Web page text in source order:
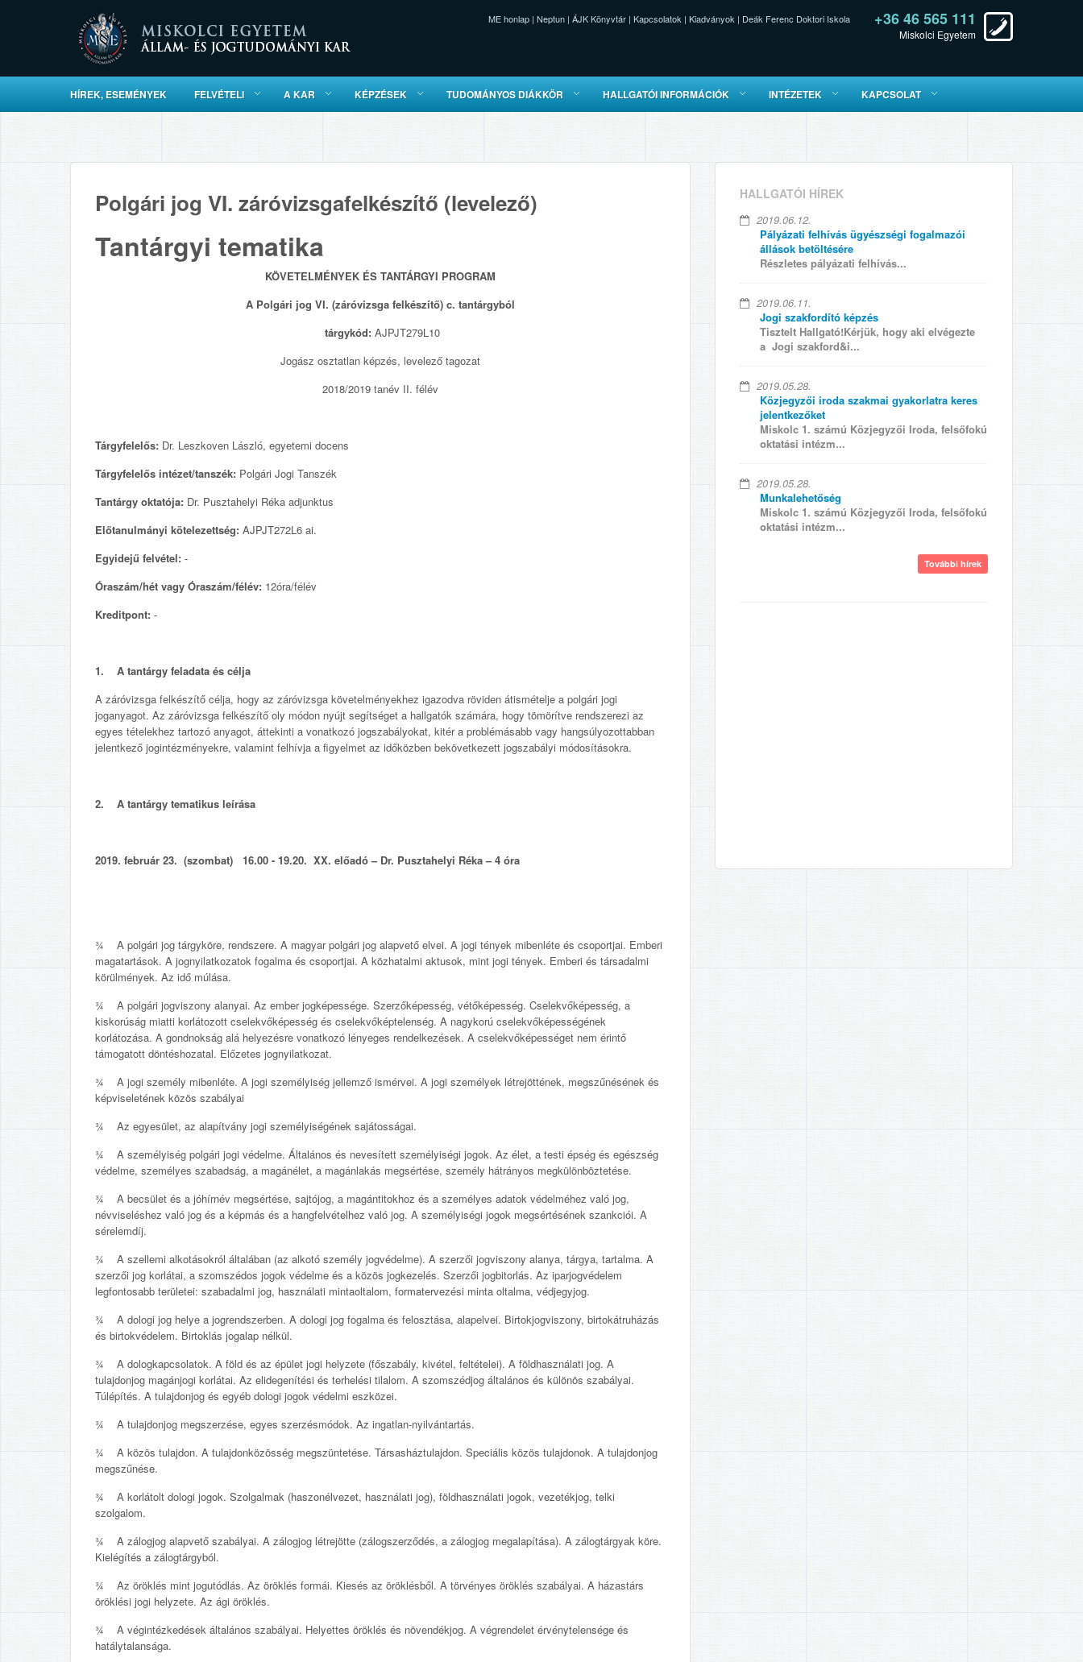
+36 46 565 111
Miskolci Egyetem
ME honlap | Neptun | ÁJK Könyvtár | Kapcsolatok | Kiadványok | Deák Ferenc Doktori Iskola
HÍREK, ESEMÉNYEK FELVÉTELI A KAR KÉPZÉSEK TUDOMÁNYOS DIÁKKÖR HALLGATÓI INFORMÁCIÓK INTÉZETEK KAPCSOLAT
Polgári jog VI. záróvizsgafelkészítő (levelező)
Tantárgyi tematika
KÖVETELMÉNYEK ÉS TANTÁRGYI PROGRAM
A Polgári jog VI. (záróvizsga felkészítő) c. tantárgyból
tárgykód: AJPJT279L10
Jogász osztatlan képzés, levelező tagozat
2018/2019 tanév II. félév
Tárgyfelelős: Dr. Leszkoven László, egyetemi docens
Tárgyfelelős intézet/tanszék: Polgári Jogi Tanszék
Tantárgy oktatója: Dr. Pusztahelyi Réka adjunktus
Előtanulmányi kötelezettség: AJPJT272L6 ai.
Egyidejű felvétel: -
Óraszám/hét vagy Óraszám/félév: 12óra/félév
Kreditpont: -
1. A tantárgy feladata és célja
A záróvizsga felkészítő célja, hogy az záróvizsga követelményekhez igazodva röviden átismételje a polgári jogi
joganyagot. Az záróvizsga felkészítő oly módon nyújt segítséget a hallgatók számára, hogy tömörítve rendszerezi az
egyes tételekhez tartozó anyagot, áttekinti a vonatkozó jogszabályokat, kitér a problémásabb vagy hangsúlyozottabban
jelentkező jogintézményekre, valamint felhívja a figyelmet az időközben bekövetkezett jogszabályi módosításokra.
2. A tantárgy tematikus leírása
2019. február 23. (szombat) 16.00 - 19.20. XX. előadó – Dr. Pusztahelyi Réka – 4 óra
¾ A polgári jog tárgyköre, rendszere. A magyar polgári jog alapvető elvei. A jogi tények mibenléte és csoportjai. Emberi
magatartások. A jognyilatkozatok fogalma és csoportjai. A közhatalmi aktusok, mint jogi tények. Emberi és társadalmi
körülmények. Az idő múlása.
¾ A polgári jogviszony alanyai. Az ember jogképessége. Szerzőképesség, vétőképesség. Cselekvőképesség, a
kiskorúság miatti korlátozott cselekvőképesség és cselekvőképtelenség. A nagykorú cselekvőképességének
korlátozása. A gondnokság alá helyezésre vonatkozó lényeges rendelkezések. A cselekvőképességet nem érintő
támogatott döntéshozatal. Előzetes jognyilatkozat.
¾ A jogi személy mibenléte. A jogi személyiség jellemző ismérvei. A jogi személyek létrejöttének, megszűnésének és
képviseletének közös szabályai
¾ Az egyesület, az alapítvány jogi személyiségének sajátosságai.
¾ A személyiség polgári jogi védelme. Általános és nevesített személyiségi jogok. Az élet, a testi épség és egészség
védelme, személyes szabadság, a magánélet, a magánlakás megsértése, személy hátrányos megkülönböztetése.
¾ A becsület és a jóhírnév megsértése, sajtójog, a magántitokhoz és a személyes adatok védelméhez való jog,
névviseléshez való jog és a képmás és a hangfelvételhez való jog. A személyiségi jogok megsértésének szankciói. A
sérelemdíj.
¾ A szellemi alkotásokról általában (az alkotó személy jogvédelme). A szerzői jogviszony alanya, tárgya, tartalma. A
szerzői jog korlátai, a szomszédos jogok védelme és a közös jogkezelés. Szerzői jogbitorlás. Az iparjogvédelem
legfontosabb területei: szabadalmi jog, használati mintaoltalom, formatervezési minta oltalma, védjegyjog.
¾ A dologi jog helye a jogrendszerben. A dologi jog fogalma és felosztása, alapelvei. Birtokjogviszony, birtokátruházás
és birtokvédelem. Birtoklás jogalap nélkül.
¾ A dologkapcsolatok. A föld és az épület jogi helyzete (főszabály, kivétel, feltételei). A földhasználati jog. A
tulajdonjog magánjogi korlátai. Az elidegenítési és terhelési tilalom. A szomszédjog általános és különös szabályai.
Túlépítés. A tulajdonjog és egyéb dologi jogok védelmi eszközei.
¾ A tulajdonjog megszerzése, egyes szerzésmódok. Az ingatlan-nyilvántartás.
¾ A közös tulajdon. A tulajdonközösség megszüntetése. Társasháztulajdon. Speciális közös tulajdonok. A tulajdonjog
megszűnése.
¾ A korlátolt dologi jogok. Szolgalmak (haszonélvezet, használati jog), földhasználati jogok, vezetékjog, telki
szolgalom.
¾ A zálogjog alapvető szabályai. A zálogjog létrejötte (zálogszerződés, a zálogjog megalapítása). A zálogtárgyak köre.
Kielégítés a zálogtárgyból.
¾ Az öröklés mint jogutódlás. Az öröklés formái. Kiesés az öröklésből. A törvényes öröklés szabályai. A házastárs
öröklési jogi helyzete. Az ági öröklés.
¾ A végintézkedések általános szabályai. Helyettes öröklés és növendékjog. A végrendelet érvénytelensége és
hatálytalansága.
HALLGATÓI HÍREK
2019.06.12.
Pályázati felhívás ügyészségi fogalmazói
állások betöltésére
Részletes pályázati felhívás...
2019.06.11.
Jogi szakfordító képzés
Tisztelt Hallgató!Kérjük, hogy aki elvégezte
a Jogi szakford&i...
2019.05.28.
Közjegyzői iroda szakmai gyakorlatra keres
jelentkezőket
Miskolc 1. számú Közjegyzői Iroda, felsőfokú
oktatási intézm...
2019.05.28.
Munkalehetőség
Miskolc 1. számú Közjegyzői Iroda, felsőfokú
oktatási intézm...
További hírek